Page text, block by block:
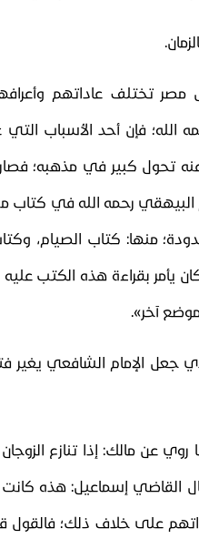
مصر تختلف عاداتهم
فإن أحد الأسباب التي
تحول كبير في مذهبه؛
البيهقي رحمه الله في كتاب
منها: كتاب الصيام،
يأمر بقراءة هذه الكتب
آخر».
الإمام الشافعي يغير
روي عن مالك: إذا تنازع
القاضي إسماعيل: هذه كانت
على خلاف ذلك؛ فالقول